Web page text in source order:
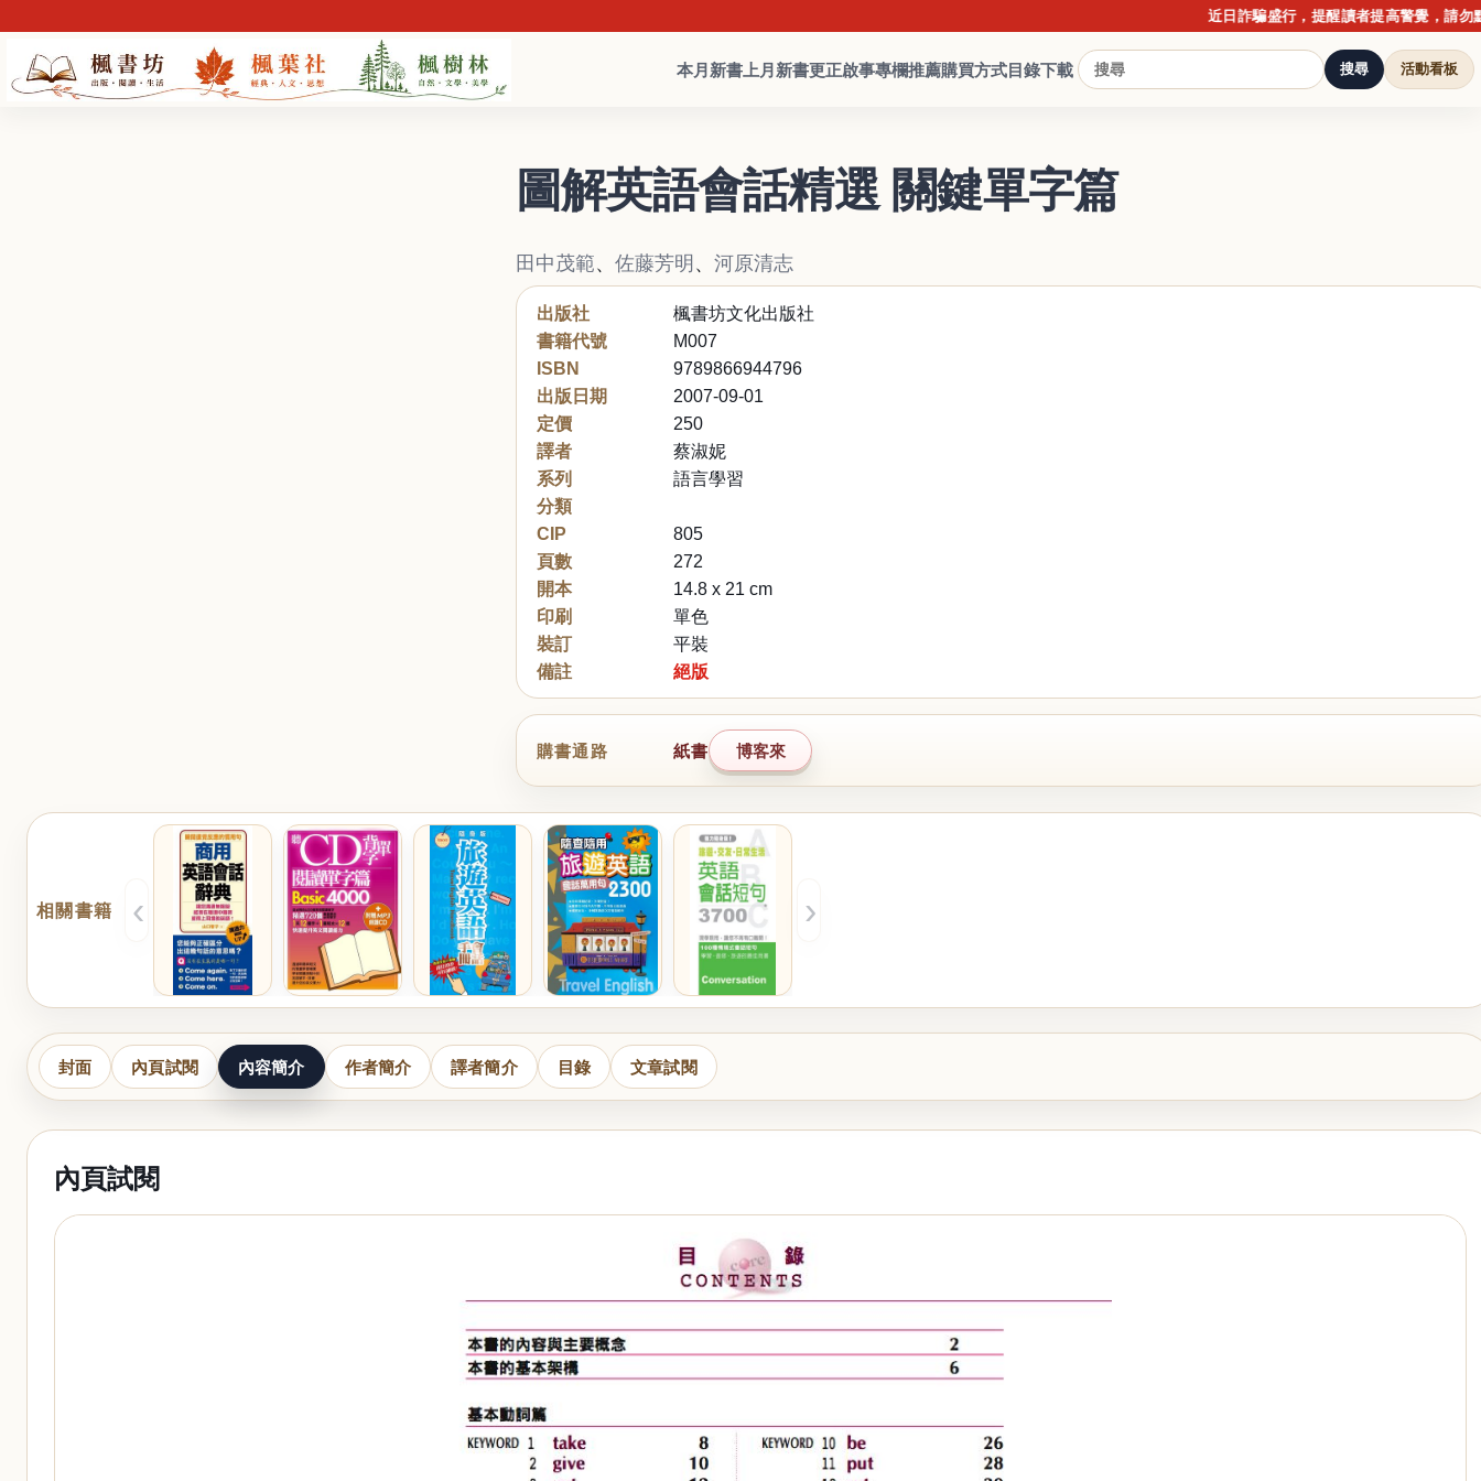
近日詐騙盛行，提醒讀者提高警覺，請勿點擊
本月新書 上月新書更正啟事專欄推薦購買方式目錄下載 搜尋 活動看板
圖解英語會話精選 關鍵單字篇
田中茂範、 佐藤芳明 、 河原清志
出版社
楓書坊文化出版社
書籍代號
M007
ISBN
9789866944796
出版日期
2007-09-01
定價
250
譯者
蔡淑妮
系列
語言學習
分類
CIP
805
頁數
272
開本
14.8 x 21 cm
印刷
單色
裝訂
平裝
備註
絕版
購書通路 紙書 博客來
相關書籍 ‹ ›
封面 內頁試閱 內容簡介 作者簡介 譯者簡介 目錄 文章試閱
內頁試閱